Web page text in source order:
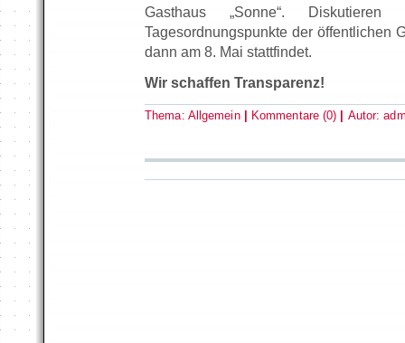
Gasthaus „Sonne“.
Tagesordnungspunkte der öffentlichen
dann am 8. Mai stattfindet.
Wir schaffen Transparenz!
Thema: Allgemein Kommentare (0) Autor: